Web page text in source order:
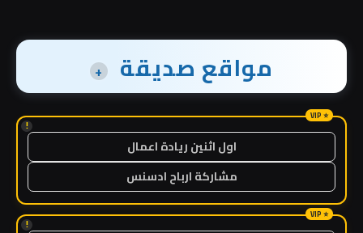
مواقع صديقة +
!
اول اثنين ريادة اعمال
مشاركة ارباح ادسنس
!